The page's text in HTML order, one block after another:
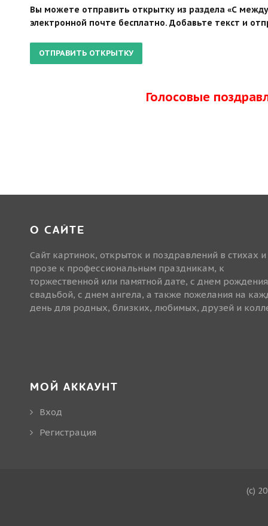
Вы можете отправить открытку из раздела «С
электронной почте бесплатно. Добавьте текст и
Голосовые
О САЙТЕ
Сайт картинок, открыток и поздравлений в стихах и
прозе к профессиональным праздникам, к
торжественной или памятной дате, с днем
свадьбой, с днем ангела, а также пожелания на
день для родных, близких, любимых, друзей и
МОЙ АККАУНТ
Вход
Регистрация
(c)